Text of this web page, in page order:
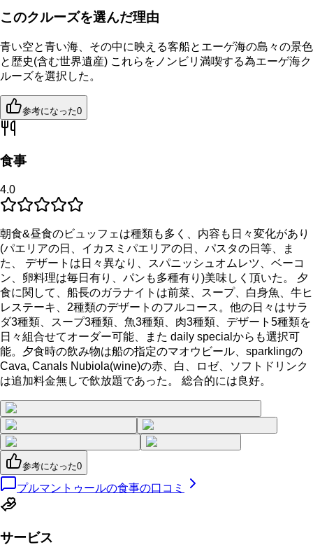
このクルーズを選んだ理由
青い空と青い海、その中に映える客船とエーゲ海の島々の景色
と歴史(含む世界遺産) これらをノンビリ満喫する為エーゲ海ク
ルーズを選択した。
参考になった0
食事
4.0
朝食&昼食のビュッフェは種類も多く、内容も日々変化があり
(パエリアの日、イカスミパエリアの日、パスタの日等、ま
た、 デザートは日々異なり、スパニッシュオムレツ、ベーコ
ン、卵料理は毎日有り、パンも多種有り)美味しく頂いた。 夕
食に関して、船長のガラナイトは前菜、スープ、白身魚、牛ヒ
レステーキ、2種類のデザートのフルコース。他の日々はサラ
ダ3種類、スープ3種類、魚3種類、肉3種類、デザート5種類を
日々組合せてオーダー可能、また daily specialからも選択可
能。夕食時の飲み物は船の指定のマオウビール、sparklingの
Cava, Canals Nubiola(wine)の赤、白、ロゼ、ソフトドリンク
は追加料金無しで飲放題であった。 総合的には良好。
参考になった0
プルマントゥールの食事の口コミ
サービス